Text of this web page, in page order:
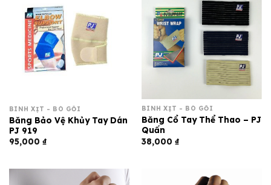
BÌNH XỊT - BÓ GỐI
Băng Bảo Vệ Khủy Tay Dán
PJ 919
95,000 ₫
BÌNH XỊT - BÓ GỐI
Băng Cổ Tay Thể Thao – PJ
Quấn
38,000 ₫